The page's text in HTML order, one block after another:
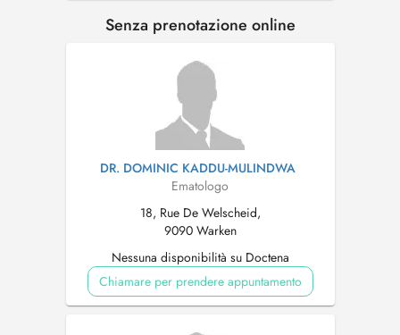
secretariat@hope.lu. Je me réjouis de faire
Senza prenotazione online
DR. DOMINIC KADDU-MULINDWA
Ematologo
18, Rue De Welscheid,
9090 Warken
Nessuna disponibilità su Doctena
Chiamare per prendere appuntamento